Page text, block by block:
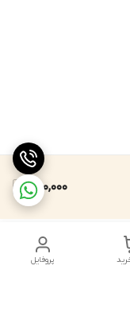
250,000
پروفایل